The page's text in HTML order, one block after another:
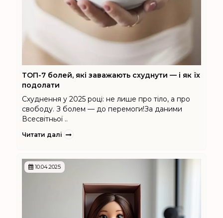
ТОП-7 болей, які заважають схуднути — і як їх
подолати
Схуднення у 2025 році: не лише про тіло, а про
свободу. З болем — до перемоги!За даними
Всесвітньої ..
Читати далі
10.04.2025